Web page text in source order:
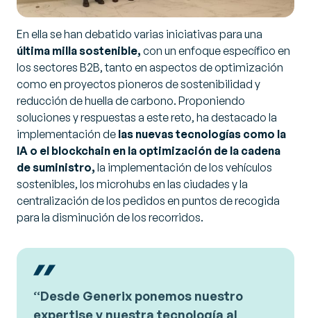
En ella se han debatido varias iniciativas para una
última milla sostenible, con un enfoque específico en
los sectores B2B, tanto en aspectos de optimización
como en proyectos pioneros de sostenibilidad y
reducción de huella de carbono. Proponiendo
soluciones y respuestas a este reto, ha destacado la
implementación de las nuevas tecnologías como la
IA o el blockchain en la optimización de la cadena
de suministro, la implementación de los vehículos
sostenibles, los microhubs en las ciudades y la
centralización de los pedidos en puntos de recogida
para la disminución de los recorridos.
“Desde Generix ponemos nuestro
expertise y nuestra tecnología al